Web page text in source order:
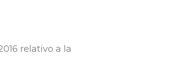
relativo a la